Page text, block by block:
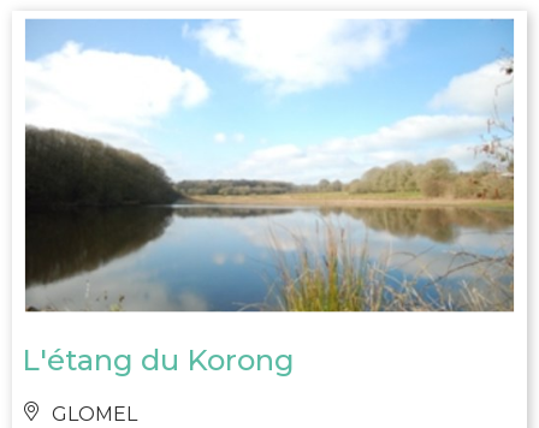
L'étang du Korong
GLOMEL